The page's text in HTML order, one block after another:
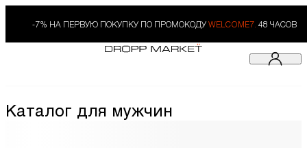
-7% НА ПЕРВУЮ ПОКУПКУ ПО ПРОМОКОДУ WELCOME7. 48 ЧАСОВ
Каталог для мужчин